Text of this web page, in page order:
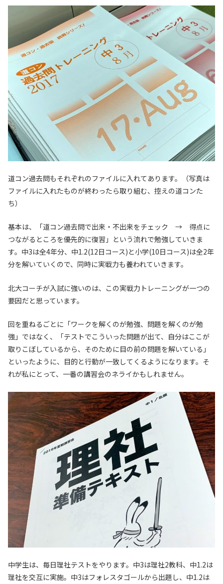
道コン過去問もそれぞれのファイルに入れてあります。（写真は
ファイルに入れたものが終わったら取り組む、控えの道コンた
ち）
基本は、「道コン過去問で出来・不出来をチェック → 得点に
つながるところを優先的に復習」という流れで勉強していきま
す。中3は全4年分、中1.2(12日コース)と小学(10日コース)は全2年
分を解いていくので、同時に実戦力も養われていきます。
北大コーチが入試に強いのは、この実戦力トレーニングが一つの
要因だと思っています。
回を重ねるごとに「ワークを解くのが勉強、問題を解くのが勉
強」ではなく、「テストでこういった問題が出て、自分はここが
取りこぼしているから、そのために目の前の問題を解いている」
といったように、目的と行動が一致してくるようになります。そ
れが私にとって、一番の講習会のネライかもしれません。
中学生は、毎日理社テストをやります。中3は理社2教科、中1.2は
理社を交互に実施。中3はフォレスタゴールから出題し、中1.2は